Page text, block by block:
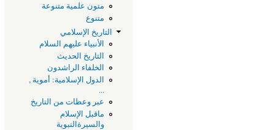
متون علمية متنوعة
متنوع
التاريخ الإسلامي
الأنبياء عليهم السلام
التاريخ الحديث
الخلفاء الراشدون
الدول الإسلامية: أموية ,
...
عبر وعظات من التاريخ
ماقبل الإسلام
والسيرةالنبوية